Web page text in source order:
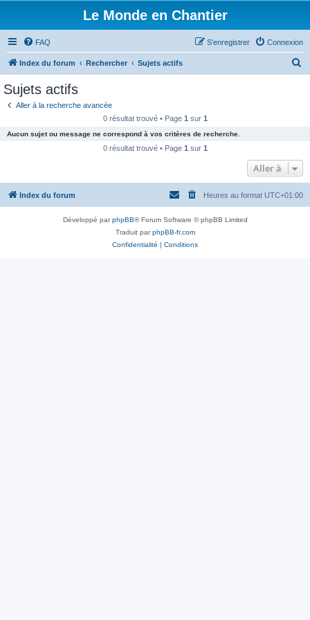
Le Monde en Chantier
FAQ Connexion
S’enregistrer
Index du forum Rechercher Sujets actifs
c
e
Sujets actifs
Aller à la recherche avancée
0 résultat trouvé • Page 1 sur 1
Aucun sujet ou message ne correspond à vos critères de recherche.
0 résultat trouvé • Page 1 sur 1
Aller à
Index du forum Heures au format UTC+01:00
Développé parphpBB® Forum Software © phpBB Limited
Traduit parphpBB-fr.com
Confidentialité | Conditions